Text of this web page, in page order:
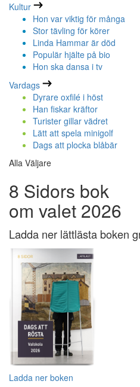
Kultur
Hon var viktig för många
Stor tävling för körer
Linda Hammar är död
Populär hjälte på bio
Hon ska dansa i tv
Vardags
Dyrare oxfilé i höst
Han fiskar kräftor
Turister gillar vädret
Lätt att spela minigolf
Dags att plocka blåbär
Alla Väljare
8 Sidors bok
om valet 2026
Ladda ner lättlästa boken
Ladda ner boken